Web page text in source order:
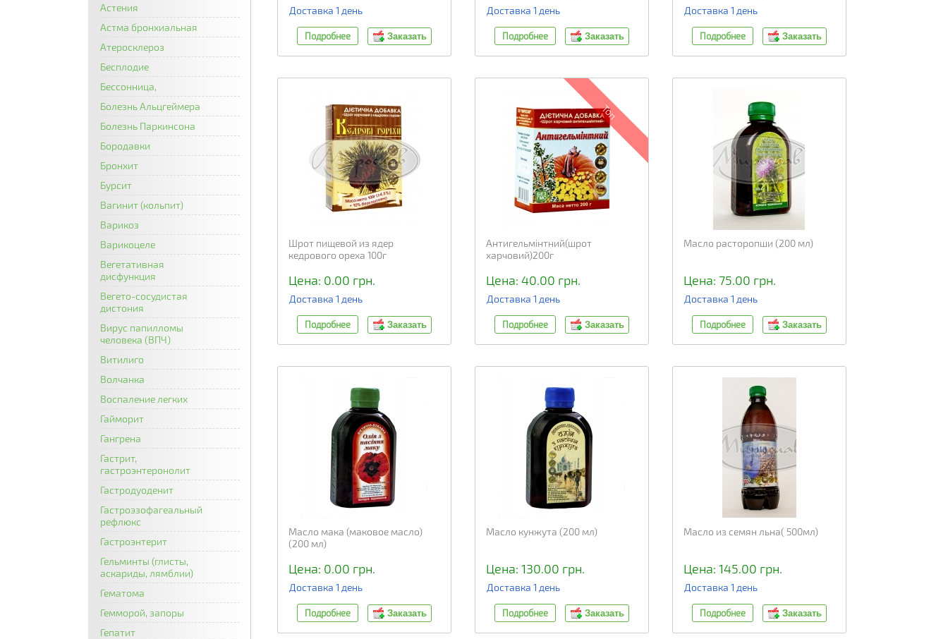
Астения
Астма бронхиальная
Атеросклероз
Бесплодие
Бессонница,
Болезнь Альцгеймера
Болезнь Паркинсона
Бородавки
Бронхит
Бурсит
Вагинит (кольпит)
Варикоз
Варикоцеле
Вегетативная
дисфункция
Вегето-сосудистая
дистония
Вирус папилломы
человека (ВПЧ)
Витилиго
Волчанка
Воспаление легких
Гайморит
Гангрена
Гастрит,
гастроэнтеронолит
Гастродуоденит
Гастроэзофагеальный
рефлюкс
Гастроэнтерит
Гельминты (глисты,
аскариды, лямблии)
Гематома
Гемморой, запоры
Гепатит
Доставка 1 день
Подробнее Заказать
Доставка 1 день
Подробнее Заказать
Доставка 1 день
Подробнее Заказать
Шрот пищевой из ядер
кедрового ореха 100г
Цена: 0.00 грн.
Доставка 1 день
Подробнее Заказать
Топ
Антигельмінтний(шрот
харчовий)200г
Цена: 40.00 грн.
Доставка 1 день
Подробнее Заказать
Масло расторопши (200 мл)
Цена: 75.00 грн.
Доставка 1 день
Подробнее Заказать
Масло мака (маковое масло)
(200 мл)
Цена: 0.00 грн.
Доставка 1 день
Подробнее Заказать
Масло кунжута (200 мл)
Цена: 130.00 грн.
Доставка 1 день
Подробнее Заказать
Масло из семян льна( 500мл)
Цена: 145.00 грн.
Доставка 1 день
Подробнее Заказать